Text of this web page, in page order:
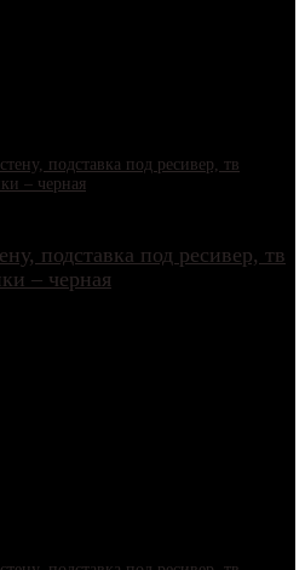
подставка под ресивер, тв
– черная